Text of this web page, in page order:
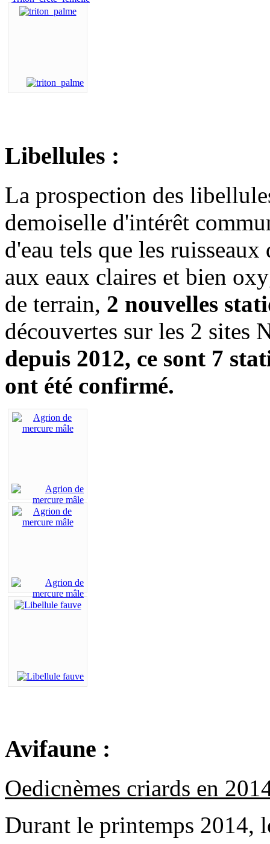
Libellules :
La prospection des
demoiselle d'intérêt
d'eau tels que les
aux eaux claires et bien
de terrain, 2 nouvelles
découvertes sur les 2 sites
depuis 2012, ce sont 7
ont été confirmé.
Avifaune :
Oedicnèmes criards en
Durant le printemps 2014,